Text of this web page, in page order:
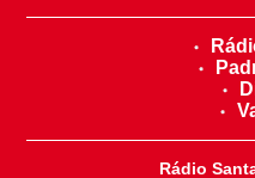
Rádio